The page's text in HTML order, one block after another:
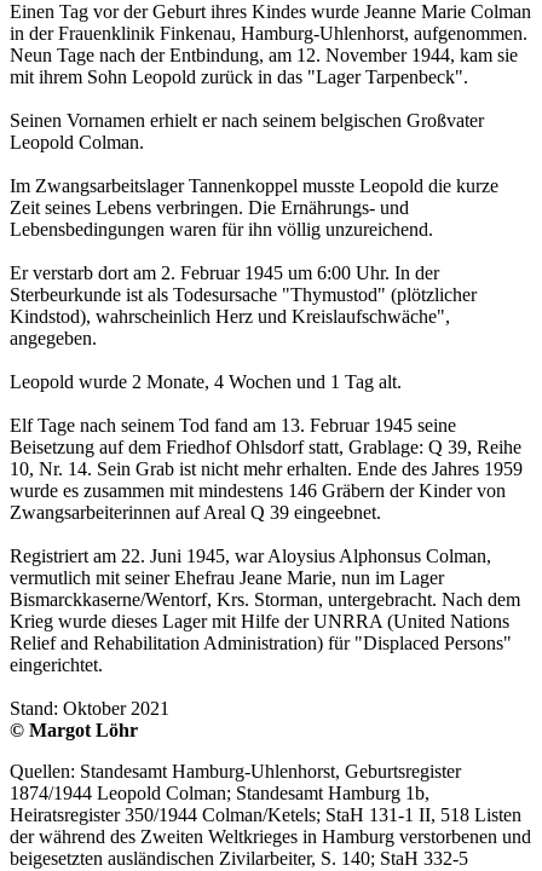
Einen Tag vor der Geburt ihres Kindes wurde Jeanne Marie Colman
in der Frauenklinik Finkenau, Hamburg-Uhlenhorst, aufgenommen.
Neun Tage nach der Entbindung, am 12. November 1944, kam sie
mit ihrem Sohn Leopold zurück in das "Lager Tarpenbeck".
Seinen Vornamen erhielt er nach seinem belgischen Großvater
Leopold Colman.
Im Zwangsarbeitslager Tannenkoppel musste Leopold die kurze
Zeit seines Lebens verbringen. Die Ernährungs- und
Lebensbedingungen waren für ihn völlig unzureichend.
Er verstarb dort am 2. Februar 1945 um 6:00 Uhr. In der
Sterbeurkunde ist als Todesursache "Thymustod" (plötzlicher
Kindstod), wahrscheinlich Herz und Kreislaufschwäche",
angegeben.
Leopold wurde 2 Monate, 4 Wochen und 1 Tag alt.
Elf Tage nach seinem Tod fand am 13. Februar 1945 seine
Beisetzung auf dem Friedhof Ohlsdorf statt, Grablage: Q 39, Reihe
10, Nr. 14. Sein Grab ist nicht mehr erhalten. Ende des Jahres 1959
wurde es zusammen mit mindestens 146 Gräbern der Kinder von
Zwangsarbeiterinnen auf Areal Q 39 eingeebnet.
Registriert am 22. Juni 1945, war Aloysius Alphonsus Colman,
vermutlich mit seiner Ehefrau Jeane Marie, nun im Lager
Bismarckkaserne/Wentorf, Krs. Storman, untergebracht. Nach dem
Krieg wurde dieses Lager mit Hilfe der UNRRA (United Nations
Relief and Rehabilitation Administration) für "Displaced Persons"
eingerichtet.
Stand: Oktober 2021
© Margot Löhr
Quellen: Standesamt Hamburg-Uhlenhorst, Geburtsregister
1874/1944 Leopold Colman; Standesamt Hamburg 1b,
Heiratsregister 350/1944 Colman/Ketels; StaH 131-1 II, 518 Listen
der während des Zweiten Weltkrieges in Hamburg verstorbenen und
beigesetzten ausländischen Zivilarbeiter, S. 140; StaH 332-5